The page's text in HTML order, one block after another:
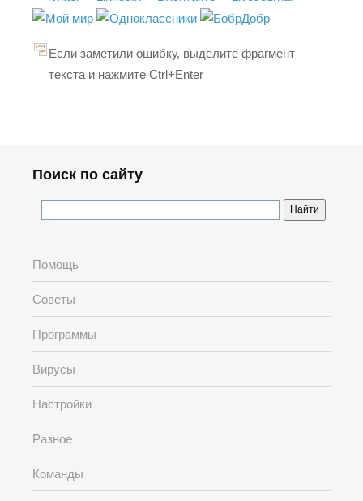
Если заметили ошибку, выделите фрагмент
текста и нажмите Ctrl+Enter
Поиск по сайту
Помощь
Советы
Программы
Вирусы
Настройки
Разное
Команды